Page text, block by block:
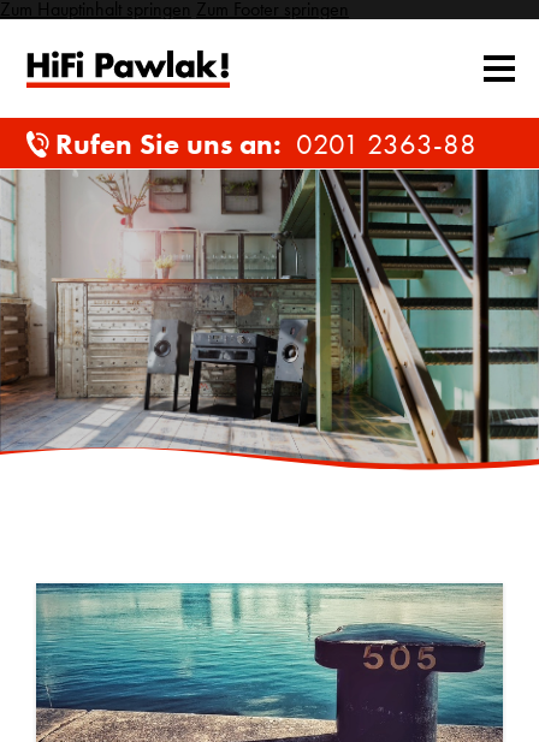
Zum Hauptinhalt springen Zum Footer springen
Rufen Sie uns an: 0201 2363-88